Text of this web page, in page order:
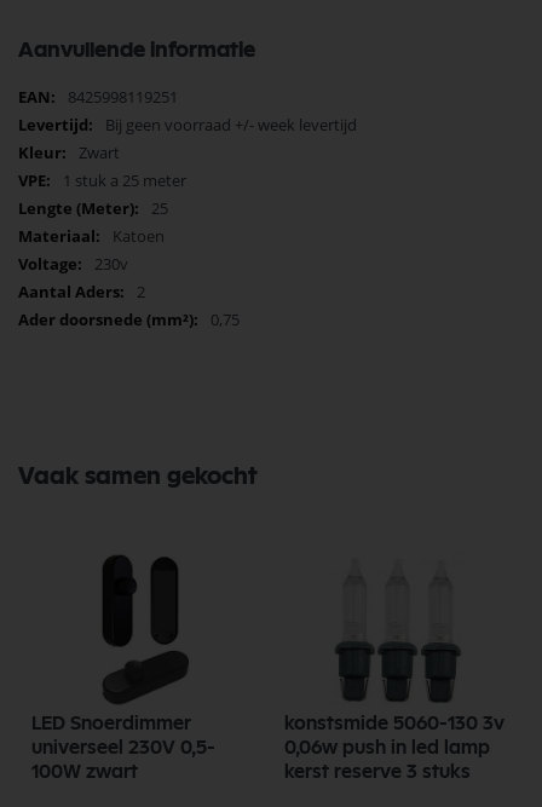
Aanvullende informatie
Meer
informatie
8425998119251
Bij geen voorraad +/- week levertijd
Zwart
1 stuk a 25 meter
25
Katoen
230v
2
0,75
Vaak samen gekocht
LED Snoerdimmer
universeel 230V 0,5-
100W zwart
konstsmide 5060-130 3v
0,06w push in led lamp
kerst reserve 3 stuks